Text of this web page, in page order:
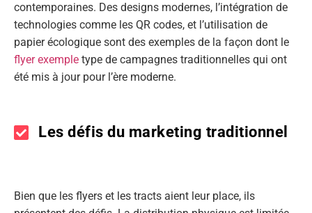
contemporaines. Des designs modernes, l’intégration de
technologies comme les QR codes, et l’utilisation de
papier écologique sont des exemples de la façon dont le
flyer exemple type de campagnes traditionnelles qui ont
été mis à jour pour l’ère moderne.
Les défis du marketing traditionnel
Bien que les flyers et les tracts aient leur place, ils